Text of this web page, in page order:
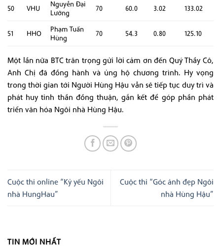
50 VHU
Nguyễn Đại
Lưỡng
70 60.0 3.02 133.02
51 HHO
Phạm Tuấn
Hùng
70 54.3 0.80 125.10
Một lần nữa BTC trân trọng gửi lời cảm ơn đến Quý Thầy Cô,
Anh Chị đã đồng hành và ủng hộ chương trình. Hy vọng
trong thời gian tới Người Hùng Hậu vẫn sẽ tiếp tục duy trì và
phát huy tinh thần đồng thuận, gắn kết để góp phần phát
triển văn hóa Ngôi nhà Hùng Hậu.
Cuộc thi online “Kỷ yếu Ngôi
nhà HungHau”
Cuộc thi “Góc ảnh đẹp Ngôi
nhà Hùng Hậu”
TIN MỚI NHẤT